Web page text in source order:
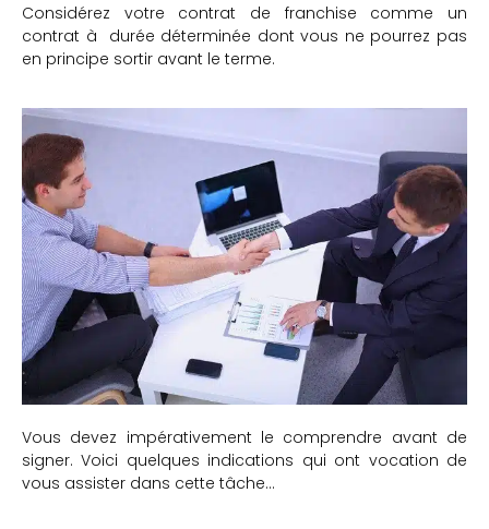
Considérez votre contrat de franchise comme un
contrat à durée déterminée dont vous ne pourrez pas
en principe sortir avant le terme.
Vous devez impérativement le comprendre avant de
signer. Voici quelques indications qui ont vocation de
vous assister dans cette tâche…